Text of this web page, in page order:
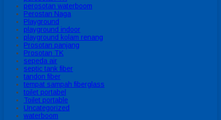
perosotan waterboom
Perostan Naga
Playground
playground indoor
playground kolam renang
Prosotan panjang
Prosotan TK
sepeda air
septic tank fiber
tandon fiber
tempat sampah fiberglass
toilet portabel
Toilet portable
Uncategorized
waterboom